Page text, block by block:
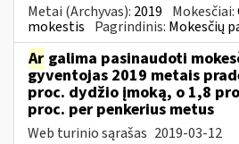
Metai (Archyvas): 2019 Mokesčiai:
mokestis Pagrindinis: Mokesčių
Ar galima pasinaudoti
gyventojas 2019 metais
proc. dydžio įmoką, o 1,8
proc. per penkerius metus
Web turinio sąrašas 2019-03-12